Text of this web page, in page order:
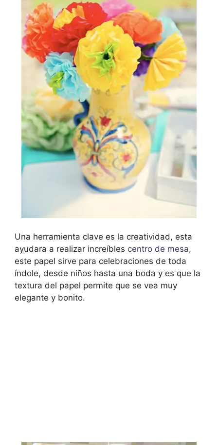
Una herramienta clave es la creatividad, esta
ayudara a realizar increíbles centro de mesa,
este papel sirve para celebraciones de toda
índole, desde niños hasta una boda y es que la
textura del papel permite que se vea muy
elegante y bonito.